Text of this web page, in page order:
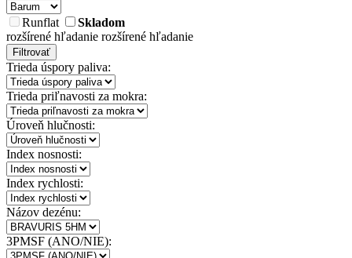
Runflat
Skladom
rozšírené hľadanie rozšírené hľadanie
Filtrovať
Trieda úspory paliva:
Trieda priľnavosti za mokra:
Úroveň hlučnosti:
Index nosnosti:
Index rychlosti:
Názov dezénu:
3PMSF (ANO/NIE):